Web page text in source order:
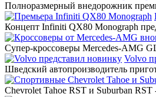
Полноразмерный внедорожник
Концепт Infiniti QX80 Monograph
Супер-кроссоверы Mercedes-AMG
Volvo
Шведский автопроизводитель
Chevrolet Tahoe RST и Suburban